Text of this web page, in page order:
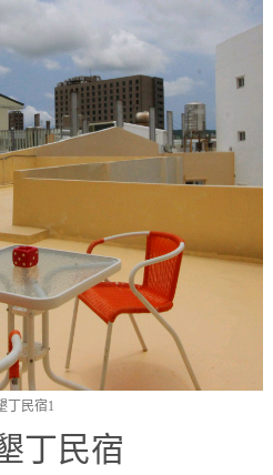
丁民宿1
丁民宿